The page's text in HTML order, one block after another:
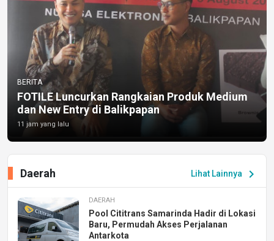
BERITA
FOTILE Luncurkan Rangkaian Produk Medium
dan New Entry di Balikpapan
11 jam yang lalu
Lihat Lainnya chevron_right
Daerah
DAERAH
Pool Cititrans Samarinda Hadir di Lokasi
Baru, Permudah Akses Perjalanan
Antarkota